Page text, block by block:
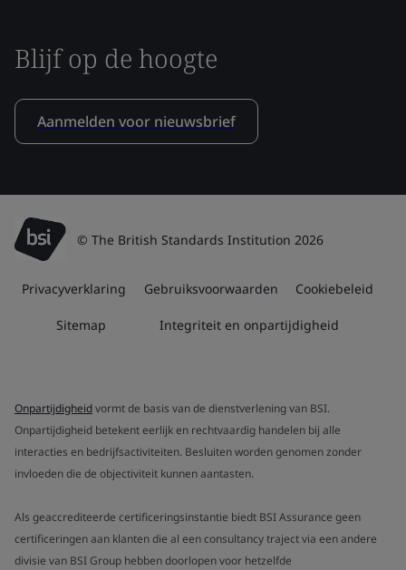
Blijf op de hoogte
Aanmelden voor nieuwsbrief
© The British Standards Institution 2026
Privacyverklaring Gebruiksvoorwaarden Cookiebeleid
Sitemap Integriteit en onpartijdigheid
Onpartijdigheidvormt de basis van de dienstverlening van BSI.
Onpartijdigheid betekent eerlijk en rechtvaardig handelen bij alle
interacties en bedrijfsactiviteiten. Besluiten worden genomen zonder
invloeden die de objectiviteit kunnen aantasten.
Als geaccrediteerde certificeringsinstantie biedt BSI Assurance geen
certificeringen aan klanten die al een consultancy traject via een andere
divisie van BSI Group hebben doorlopen voor hetzelfde